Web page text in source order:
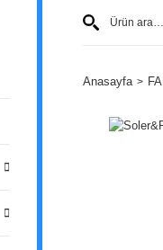
Anasayfa